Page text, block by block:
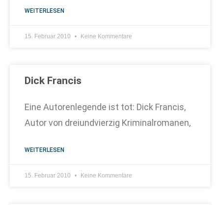
WEITERLESEN
15. Februar 2010 Keine Kommentare
Dick Francis
Eine Autorenlegende ist tot: Dick Francis,
Autor von dreiundvierzig Kriminalromanen,
WEITERLESEN
15. Februar 2010 Keine Kommentare